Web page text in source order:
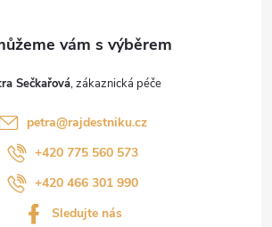
Sečkařová
petra@rajdestniku.cz
+420 775 560 573
+420 466 301 990
Sledujte nás